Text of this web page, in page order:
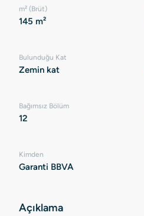
m² (Brüt)
145 m²
Bulunduğu Kat
Zemin kat
Bağımsız Bölüm
12
Kimden
Garanti BBVA
Açıklama